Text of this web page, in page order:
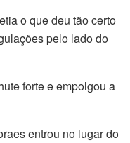
o que deu tão certo
pelo lado do
forte e empolgou a
entrou no lugar do